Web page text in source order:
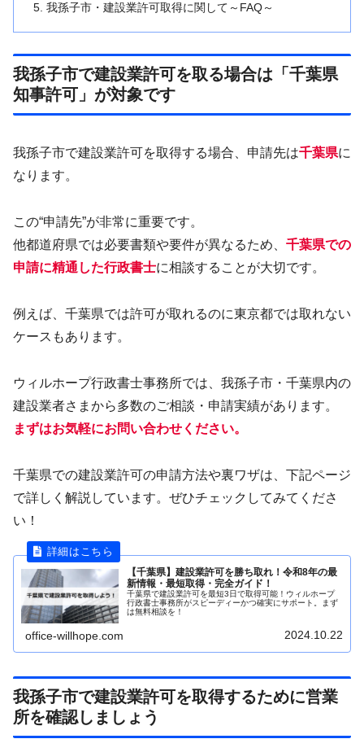
我孫子市・建設業許可取得に関して～FAQ～
我孫子市で建設業許可を取る場合は「千葉県
知事許可」が対象です
我孫子市で建設業許可を取得する場合、申請先は千葉県に
なります。
この“申請先”が非常に重要です。
他都道府県では必要書類や要件が異なるため、 千葉県での
申請に精通した行政書士に相談することが大切です。
例えば、千葉県では許可が取れるのに東京都では取れない
ケースもあります。
ウィルホープ行政書士事務所では、我孫子市・千葉県内の
建設業者さまから多数のご相談・申請実績があります。
まずはお気軽にお問い合わせください。
千葉県での建設業許可の申請方法や裏ワザは、下記ページ
で詳しく解説しています。ぜひチェックしてみてくださ
い！
【千葉県】建設業許可を勝ち取れ！令和8年の最
新情報・最短取得・完全ガイド！
千葉県で建設業許可を最短3日で取得可能！ウィルホープ
行政書士事務所がスピーディーかつ確実にサポート。まず
は無料相談を！
office-willhope.com 2024.10.22
我孫子市で建設業許可を取得するために営業
所を確認しましょう